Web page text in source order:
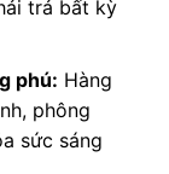
trả bất kỳ
phú: Hàng
phông
sức sáng